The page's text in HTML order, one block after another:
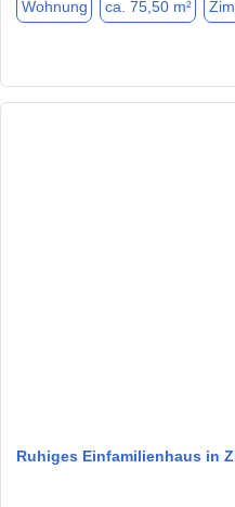
Wohnung ca. 75,50 m²
Ruhiges Einfamilienhaus in